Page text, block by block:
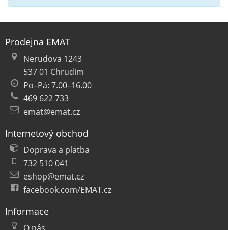
Prodejna EMAT
Nerudova 1243
537 01 Chrudim
Po–Pá: 7.00–16.00
469 622 733
emat@emat.cz
Internetový obchod
Doprava a platba
732 510 041
eshop@emat.cz
facebook.com/EMAT.cz
Informace